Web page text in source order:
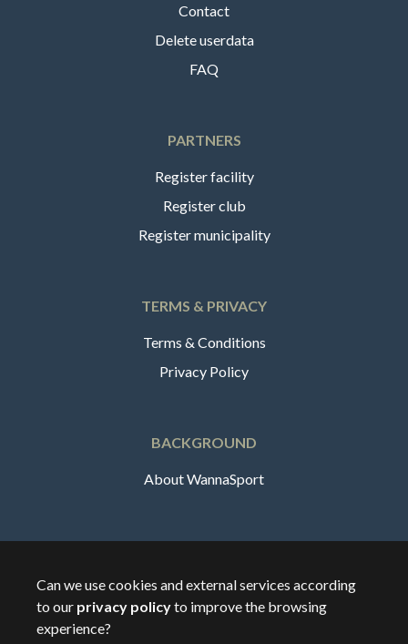
Contact
Delete userdata
FAQ
PARTNERS
Register facility
Register club
Register municipality
TERMS & PRIVACY
Terms & Conditions
Privacy Policy
BACKGROUND
About WannaSport
🇸🇪Sverige
Can we use cookies and external services according
to our privacy policyto improve the browsing
experience?